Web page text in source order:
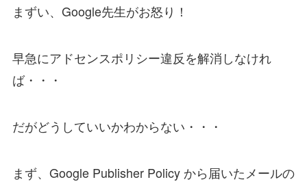
まずい、Google先生がお怒り！
早急にアドセンスポリシー違反を解消しなけれ
ば・・・
だがどうしていいかわからない・・・
まず、Google Publisher Policy から届いたメールの